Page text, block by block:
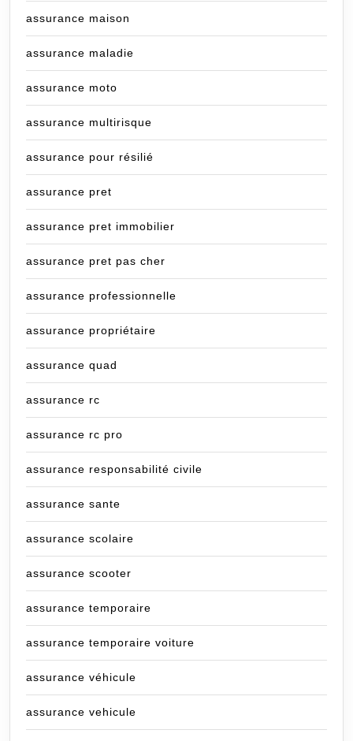
assurance maison
assurance maladie
assurance moto
assurance multirisque
assurance pour résilié
assurance pret
assurance pret immobilier
assurance pret pas cher
assurance professionnelle
assurance propriétaire
assurance quad
assurance rc
assurance rc pro
assurance responsabilité civile
assurance sante
assurance scolaire
assurance scooter
assurance temporaire
assurance temporaire voiture
assurance véhicule
assurance vehicule